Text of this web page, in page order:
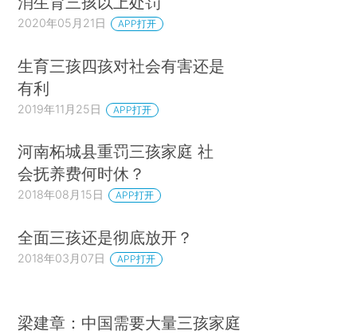
2020年05月21日 APP打开
生育三孩四孩对社会有害还是
有利
2019年11月25日 APP打开
河南柘城县重罚三孩家庭 社
会抚养费何时休？
2018年08月15日 APP打开
全面三孩还是彻底放开？
2018年03月07日 APP打开
梁建章：中国需要大量三孩家庭